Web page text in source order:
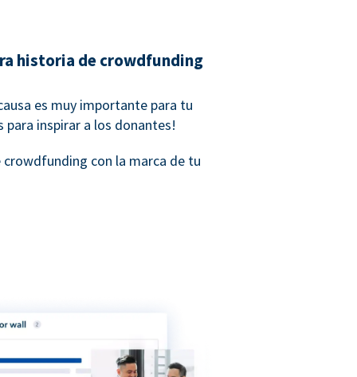
historia de crowdfunding
es muy importante para tu
para inspirar a los donantes!
crowdfunding con la marca de tu